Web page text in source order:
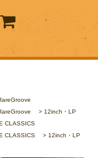
> 12inch・LP
CLASSICS
CLASSICS > 12inch・LP